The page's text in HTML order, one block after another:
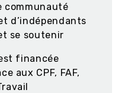
communauté
d’indépendants
se soutenir
financée
aux CPF, FAF,